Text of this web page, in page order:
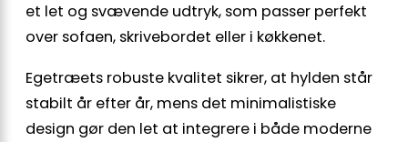
et let og svævende udtryk, som passer perfekt
over sofaen, skrivebordet eller i køkkenet.
Egetræets robuste kvalitet sikrer, at hylden står
stabilt år efter år, mens det minimalistiske
design gør den let at integrere i både moderne